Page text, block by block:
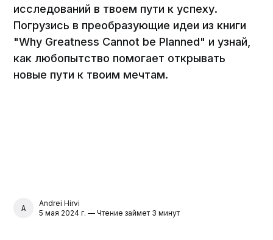
исследований в твоем пути к успеху.
Погрузись в преобразующие идеи из книги
"Why Greatness Cannot be Planned" и узнай,
как любопытство помогает открывать
новые пути к твоим мечтам.
ANDREI HIRVI
Andrei Hirvi
5 мая 2024 г. — Чтение займет 3 минут